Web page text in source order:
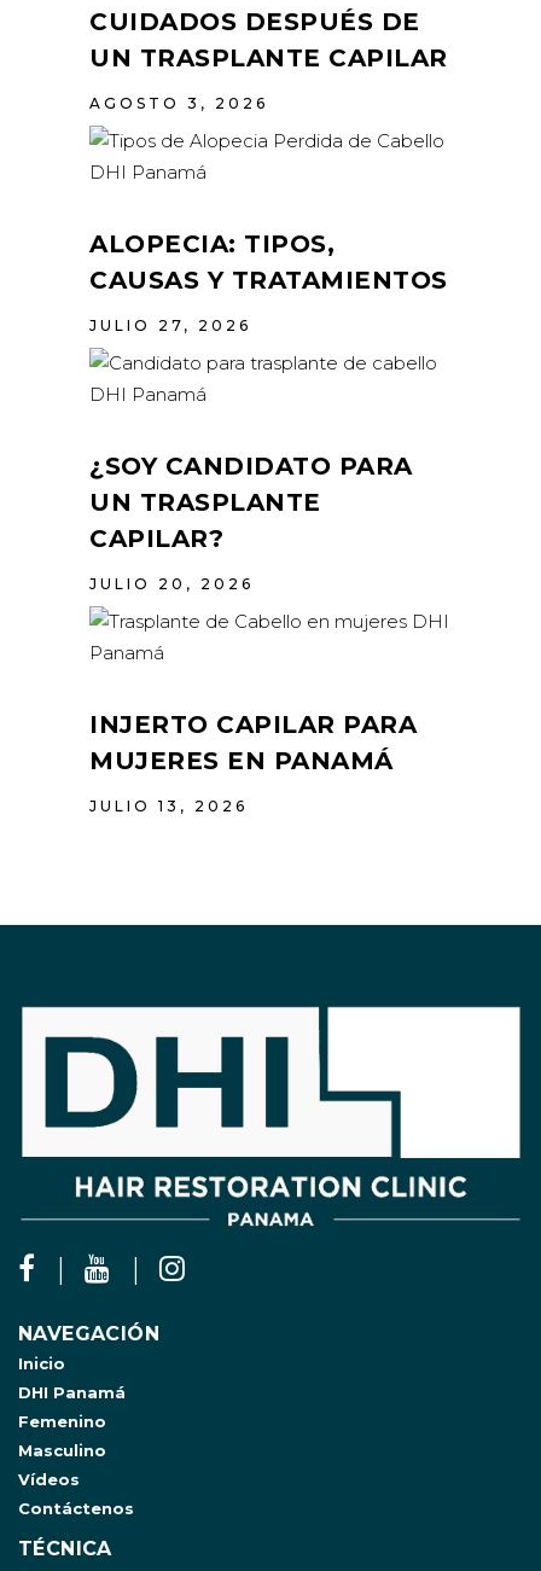
CUIDADOS DESPUÉS DE
UN TRASPLANTE CAPILAR
AGOSTO 3, 2026
ALOPECIA: TIPOS,
CAUSAS Y TRATAMIENTOS
JULIO 27, 2026
¿SOY CANDIDATO PARA
UN TRASPLANTE
CAPILAR?
JULIO 20, 2026
INJERTO CAPILAR PARA
MUJERES EN PANAMÁ
JULIO 13, 2026
NAVEGACIÓN
Inicio
DHI Panamá
Femenino
Masculino
Vídeos
Contáctenos
TÉCNICA